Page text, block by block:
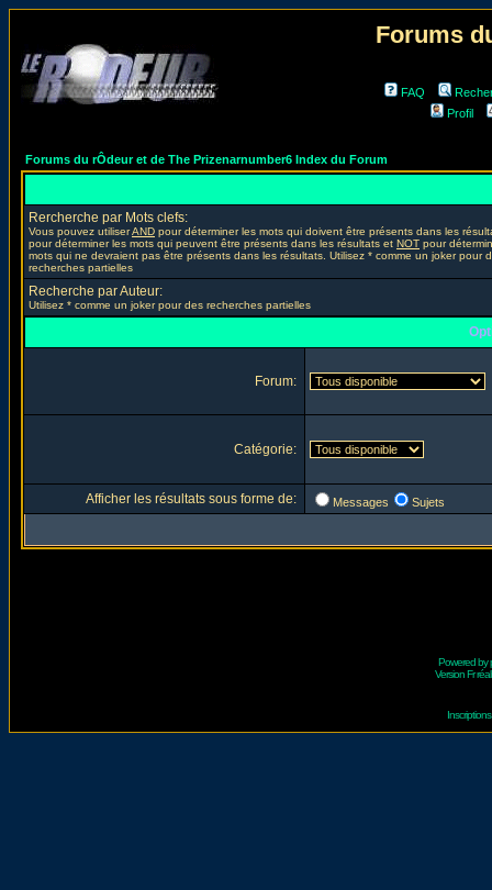
Forums
FAQ
Profil
Forums du rÔdeur et de The Prizenarnumber6 Index du Forum
Rercherche par Mots clefs:
Vous pouvez utiliserAND pour déterminer les mots qui doivent être présents dans les
pour déterminer les mots qui peuvent être présents dans les résultats et NOT pour
mots qui ne devraient pas être présents dans les résultats. Utilisez * comme un joker pour
recherches partielles
Recherche par Auteur:
Utilisez * comme un joker pour des recherches partielles
Forum:
Catégorie:
Afficher les résultats sous forme de: Messages Sujets
Powered by
Version Fr